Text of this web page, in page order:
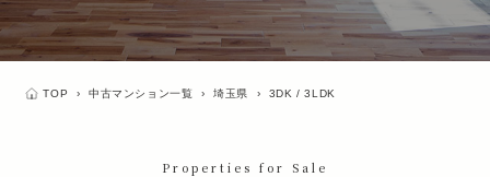
TOP › 中古マンション一覧 › 埼玉県 › 3DK / 3LDK
Properties for Sale